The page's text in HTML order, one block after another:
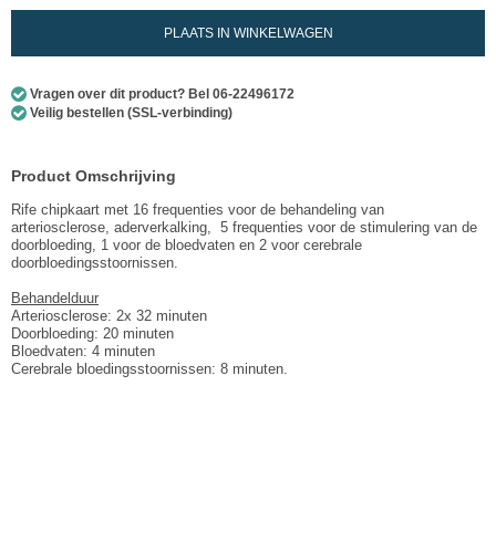
PLAATS IN WINKELWAGEN
Vragen over dit product? Bel 06-22496172
Veilig bestellen (SSL-verbinding)
Product Omschrijving
Rife chipkaart met 16 frequenties voor de behandeling van
arteriosclerose, aderverkalking, 5 frequenties voor de stimulering van de
doorbloeding, 1 voor de bloedvaten en 2 voor cerebrale
doorbloedingsstoornissen.
Behandelduur
Arteriosclerose: 2x 32 minuten
Doorbloeding: 20 minuten
Bloedvaten: 4 minuten
Cerebrale bloedingsstoornissen: 8 minuten.